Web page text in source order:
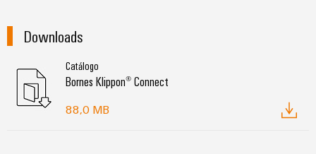
Downloads
Catálogo
Bornes Klippon® Connect
88,0 MB